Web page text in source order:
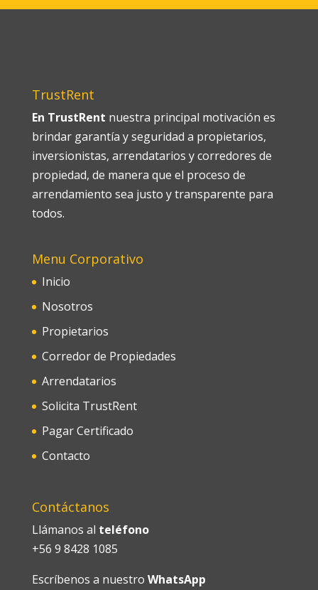
TrustRent
En TrustRent nuestra principal motivación es
brindar garantía y seguridad a propietarios,
inversionistas, arrendatarios y corredores de
propiedad, de manera que el proceso de
arrendamiento sea justo y transparente para
todos.
Menu Corporativo
Inicio
Nosotros
Propietarios
Corredor de Propiedades
Arrendatarios
Solicita TrustRent
Pagar Certificado
Contacto
Contáctanos
Llámanos al teléfono
+56 9 8428 1085
Escríbenos a nuestro WhatsApp